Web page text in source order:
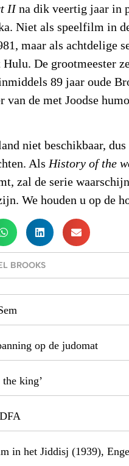
IIna dik veertig jaar in
Niet als speelfilm in
maar als achtdelige
Hulu. De grootmeester
89 jaar oude
van de met Joodse
niet beschikbaar,
AlsHistory of the
zal de serie
We houden u op de
BROOKS
op de judomat
the king’
in het Jiddisj (1939),